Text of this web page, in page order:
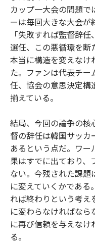
カップ一大会の問題
ーは毎回大きな大会が
「失敗すれば監督辞
選任、この悪循環を断
本当に構造を変えなけ
た。ファンは代表チ
任、協会の意思決定構
揃えている。
結局、今回の論争の核
督の辞任は韓国サッカ
あるという点だ。ワ
果はすでに出ており、
ない。今残された課題
に変えていくかであ
れば終わりという考え
に変わらなければな
に再び信頼を与えな
る。